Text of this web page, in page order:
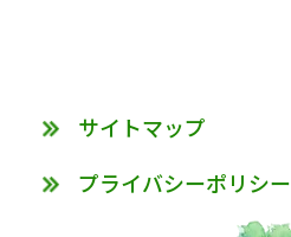
サイトマップ
プライバシーポリシー